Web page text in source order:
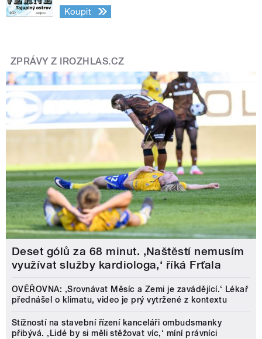
Koupit
ZPRÁVY Z IROZHLAS.CZ
Deset gólů za 68 minut. ,Naštěstí nemusím
využívat služby kardiologa,‘ říká Frťala
OVĚŘOVNA: ‚Srovnávat Měsíc a Zemi je zavádějící.‘ Lékař
přednášel o klimatu, video je prý vytržené z kontextu
Stížností na stavební řízení kanceláři ombudsmanky
přibývá. ‚Lidé by si měli stěžovat víc,‘ míní právníci